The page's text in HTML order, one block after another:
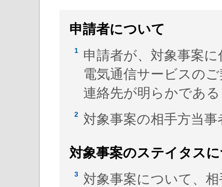
申請者について
申請者が、対象事案
電気通信サービスの
連絡先が明らかである
対象事案の相手方当
対象事案のステイタス
対象事案について、